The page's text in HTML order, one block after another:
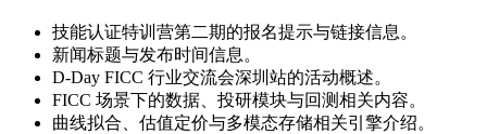
技能认证特训营第二期的报名提示与链接信息。
新闻标题与发布时间信息。
D-Day FICC 行业交流会深圳站的活动概述。
FICC 场景下的数据、投研模块与回测相关内容。
曲线拟合、估值定价与多模态存储相关引擎介绍。